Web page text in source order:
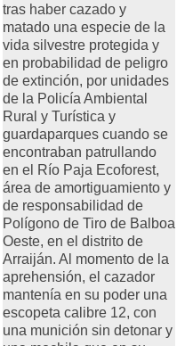
tras haber cazado y
matado una especie de la
vida silvestre protegida y
en probabilidad de peligro
de extinción, por unidades
de la Policía Ambiental
Rural y Turística y
guardaparques cuando se
encontraban patrullando
en el Río Paja Ecoforest,
área de amortiguamiento y
de responsabilidad de
Polígono de Tiro de Balboa
Oeste, en el distrito de
Arraiján. Al momento de la
aprehensión, el cazador
mantenía en su poder una
escopeta calibre 12, con
una munición sin detonar y